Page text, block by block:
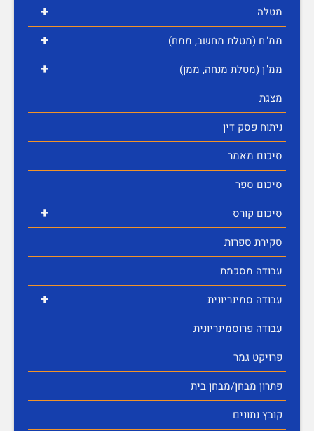
+ מטלה
+ ממ"ח (מטלת מחשב, ממח)
+
ממ"ן (מטלת מנחה, ממן)
מצגת
ניתוח פסק דין
סיכום מאמר
סיכום ספר
+
סיכום קורס
סקירת ספרות
עבודה מסכמת
+
עבודה סמינריונית
עבודה פרוסמינריונית
פרויקט גמר
פתרון מבחן/מבחן בית
קובץ נתונים